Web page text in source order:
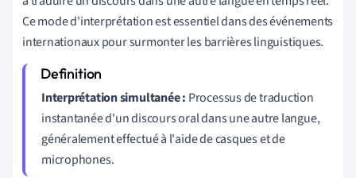
Ce mode d'interprétation est essentiel dans des événements
internationaux pour surmonter les barrières linguistiques.
Interprétation simultanée : Processus de traduction
instantanée d'un discours oral dans une autre langue,
généralement effectué à l'aide de casques et de
microphones.